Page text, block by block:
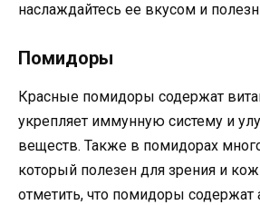
наслаждайтесь ее вкусом и
Помидоры
Красные помидоры содержат
укрепляет иммунную систему и
веществ. Также в помидорах
который полезен для зрения и
отметить, что помидоры содержат